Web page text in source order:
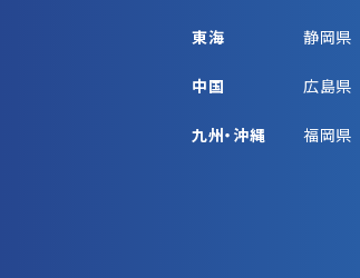
東海 静岡県
中国 広島県
九州・沖縄 福岡県